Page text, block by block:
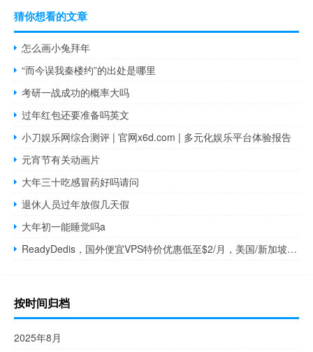
猜你想看的文章
怎么画小兔拜年
“而今误我秦楼约”的出处是哪里
考研一战成功的概率大吗
过年红包还要准备吗英文
小刀娱乐网综合测评 | 官网x6d.com | 多元化娱乐平台体验报告
元宵节有关动画片
大年三十吃感冒药好吗请问
退休人员过年放假几天假
大年初一能睡觉吗a
ReadyDedis，国外便宜VPS特价优惠低至$2/月，美国/新加坡/印度,KVM虚拟/1Gbps带宽不限流量
按时间归档
2025年8月